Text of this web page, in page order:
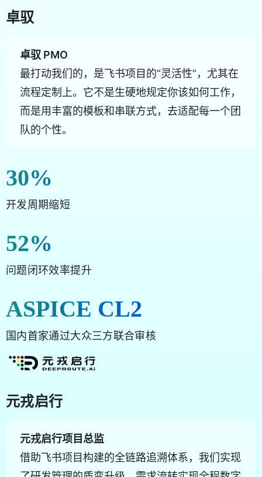
卓驭
卓驭 PMO
最打动我们的，是飞书项目的“灵活性”，尤其在
流程定制上。它不是生硬地规定你该如何工作，
而是用丰富的模板和串联方式，去适配每一个团
队的个性。
30%
开发周期缩短
52%
问题闭环效率提升
ASPICE CL2
国内首家通过大众三方联合审核
元戎启行
元戎启行项目总监
借助飞书项目构建的全链路追溯体系，我们实现